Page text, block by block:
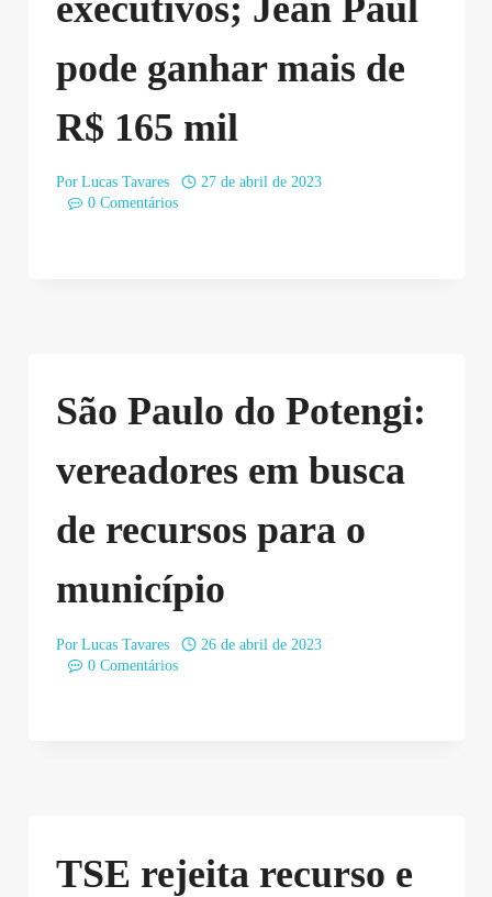
pode ganhar mais de
R$ 165 mil
Por Lucas Tavares
27 de abril de 2023
0 Comentários
São Paulo do Potengi:
vereadores em busca
de recursos para o
município
Por Lucas Tavares
26 de abril de 2023
0 Comentários
TSE rejeita recurso e